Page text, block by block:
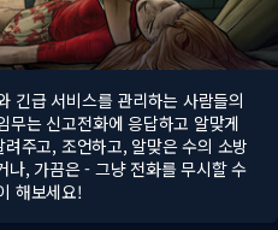
긴급 서비스를 관리하는 사람들의
무는 신고전화에 응답하고 알맞게
주고, 조언하고, 알맞은 수의 소방
, 가끔은 - 그냥 전화를 무시할 수
해보세요!